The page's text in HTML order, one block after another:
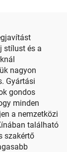
stílust és a
nagyon
Gyártási
gondos
minden
a nemzetközi
található
szakértő